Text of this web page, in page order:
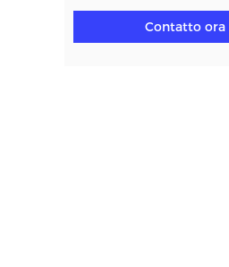
Contatto ora